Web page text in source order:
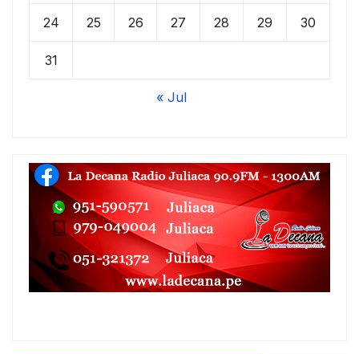
24 25 26 27 28 29 30
31
« Jul